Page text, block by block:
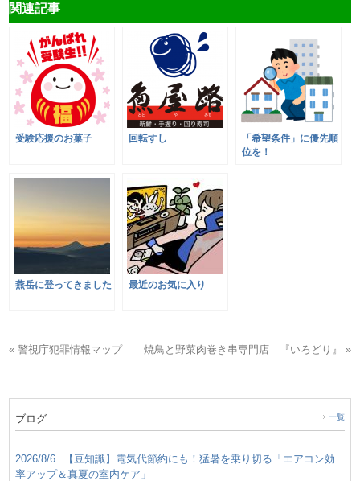
関連記事
受験応援のお菓子 回転すし
「希望条件」に優先順
位を！
燕岳に登ってきました 最近のお気に入り
« 警視庁犯罪情報マップ 焼鳥と野菜肉巻き串専門店 『いろどり』 »
ブログ 一覧
2026/8/6
【豆知識】電気代節約にも！猛暑を乗り切る「エアコン効
率アップ＆真夏の室内ケア」